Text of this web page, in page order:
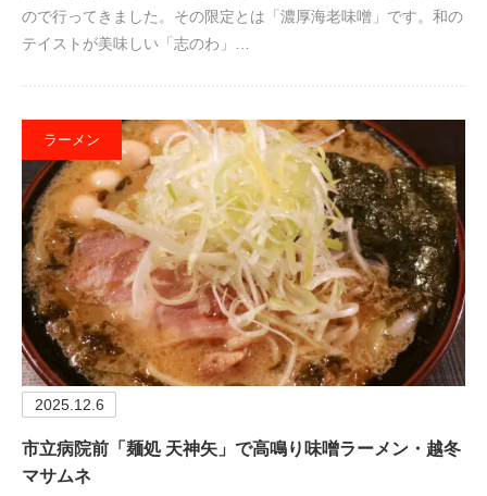
ので行ってきました。その限定とは「濃厚海老味噌」です。和の
テイストが美味しい「志のわ」…
ラーメン
2025.12.6
市立病院前「麺処 天神矢」で高鳴り味噌ラーメン・越冬
マサムネ